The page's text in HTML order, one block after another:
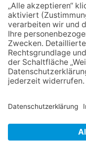
06.08.2026
06.08.2026